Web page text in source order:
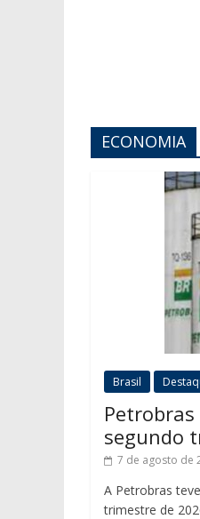
ECONOMIA
Brasil
segundo
7 de agosto de
A Petrobras
trimestre de